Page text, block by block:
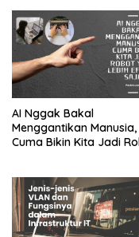
AI Nggak Bakal
Menggantikan Manusia,
Cuma Bikin Kita Jadi